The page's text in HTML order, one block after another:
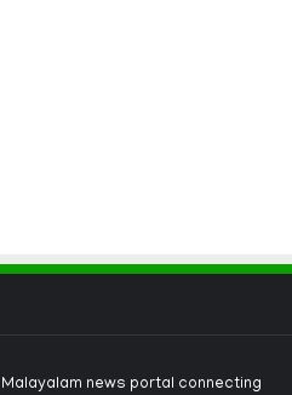
news portal connecting